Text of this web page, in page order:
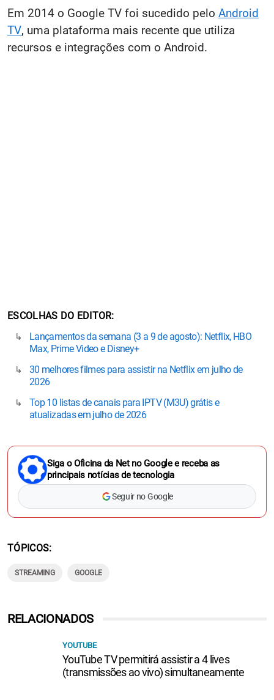
Em 2014 o Google TV foi sucedido pelo Android
TV, uma plataforma mais recente que utiliza
recursos e integrações com o Android.
ESCOLHAS DO EDITOR
Lançamentos da semana (3 a 9 de agosto): Netflix, HBO
Max, Prime Video e Disney+
30 melhores filmes para assistir na Netflix em julho de
2026
Top 10 listas de canais para IPTV (M3U) grátis e
atualizadas em julho de 2026
Siga o Oficina da Net no Google e receba as
principais notícias de tecnologia
Seguir no Google
TÓPICOS
STREAMING GOOGLE
RELACIONADOS
YOUTUBE
YouTube TV permitirá assistir a 4 lives
(transmissões ao vivo) simultaneamente